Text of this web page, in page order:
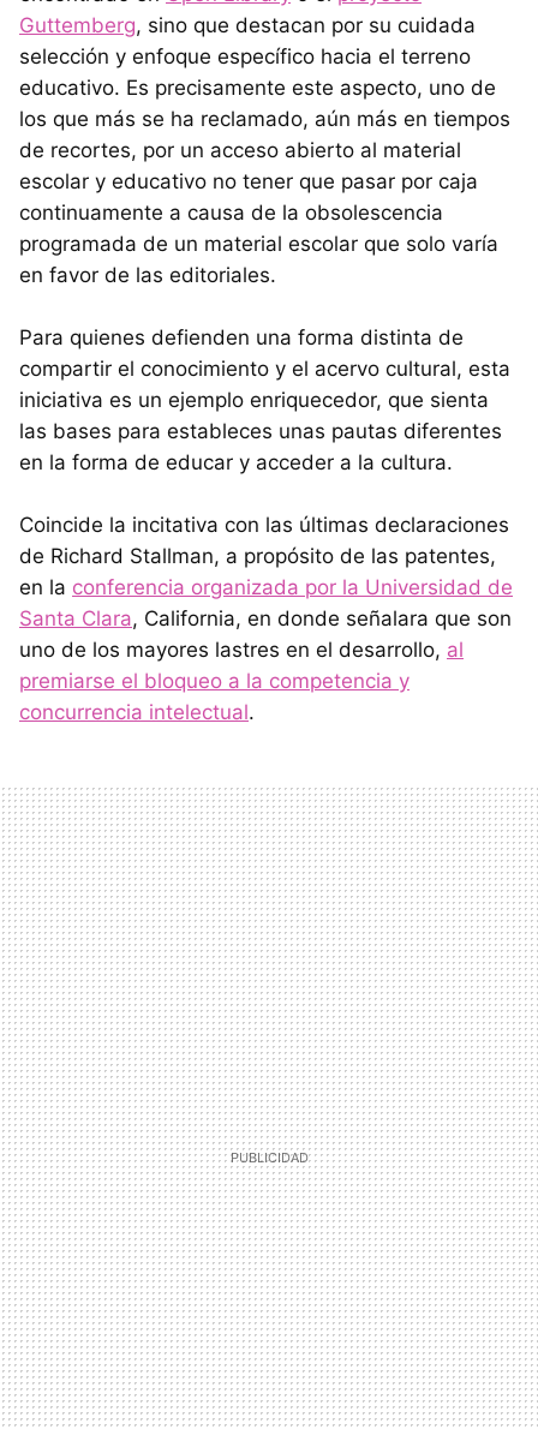
Guttemberg, sino que destacan por su cuidada
selección y enfoque específico hacia el terreno
educativo. Es precisamente este aspecto, uno de
los que más se ha reclamado, aún más en tiempos
de recortes, por un acceso abierto al material
escolar y educativo no tener que pasar por caja
continuamente a causa de la obsolescencia
programada de un material escolar que solo varía
en favor de las editoriales.
Para quienes defienden una forma distinta de
compartir el conocimiento y el acervo cultural, esta
iniciativa es un ejemplo enriquecedor, que sienta
las bases para estableces unas pautas diferentes
en la forma de educar y acceder a la cultura.
Coincide la incitativa con las últimas declaraciones
de Richard Stallman, a propósito de las patentes,
en la conferencia organizada por la Universidad de
Santa Clara, California, en donde señalara que son
uno de los mayores lastres en el desarrollo, al
premiarse el bloqueo a la competencia y
concurrencia intelectual.